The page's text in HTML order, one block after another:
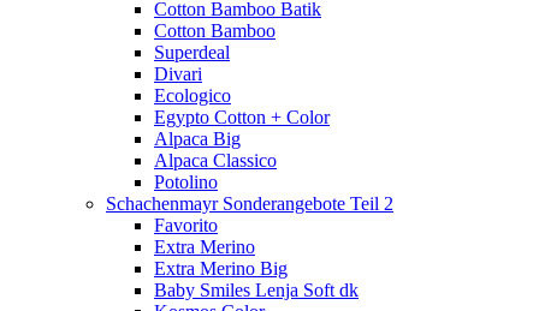
Cotton Bamboo Batik
Cotton Bamboo
Superdeal
Divari
Ecologico
Egypto Cotton + Color
Alpaca Big
Alpaca Classico
Potolino
Schachenmayr Sonderangebote Teil 2
Favorito
Extra Merino
Extra Merino Big
Baby Smiles Lenja Soft dk